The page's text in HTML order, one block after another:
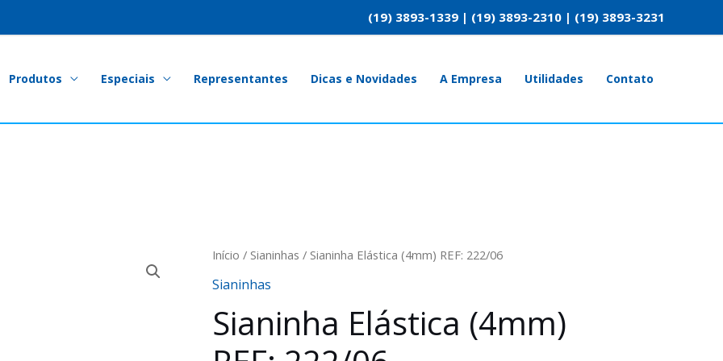
(19) 3893-1339 | (19) 3893-2310 | (19) 3893-3231
Produtos Especiais Representantes Dicas e Novidades A Empresa Utilidades Contato
Início / Sianinhas / Sianinha Elástica (4mm) REF: 222/06
Sianinhas
Sianinha Elástica (4mm)